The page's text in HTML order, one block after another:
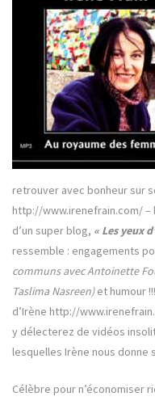
retrouver avec bonheur sur
http://www.irenefrain.com/
d’un super blog, « Les yeux
ressemble : engagements
communs avec Antoinette
Taslima Nasreen)et humour
d’Irène http://
y délecterez de vidéos
lesquelles Irène nous donne
Célèbre pour n’économiser